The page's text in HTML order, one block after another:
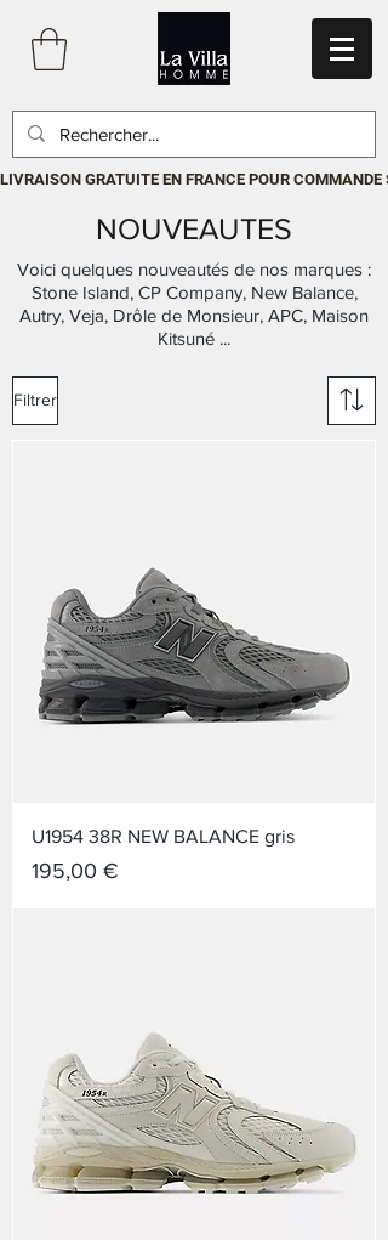
LIVRAISON GRATUITE EN FRANCE POUR
NOUVEAUTES
Voici quelques nouveautés de nos marques :
Stone Island, CP Company, New Balance,
Autry, Veja, Drôle de Monsieur, APC, Maison
Kitsuné ...
Filtrer
U1954 38R NEW BALANCE gris
Prix
195,00 €